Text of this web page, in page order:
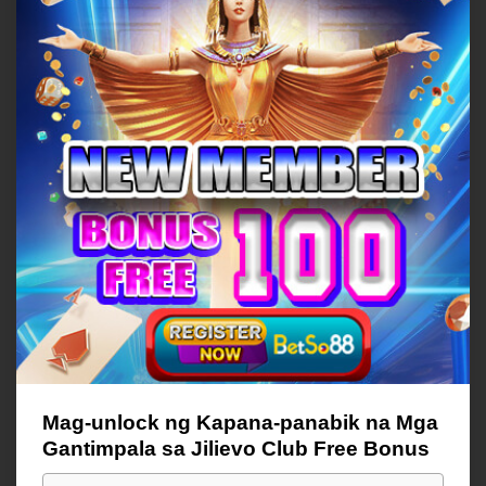
Mag-unlock ng Kapana-panabik na Mga
Gantimpala sa Jilievo Club Free Bonus